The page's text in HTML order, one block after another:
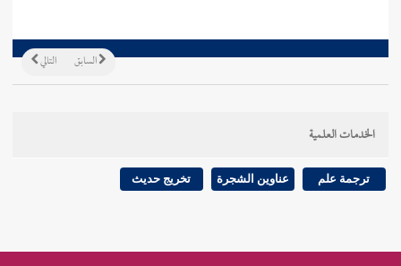
التالي السابق
الخدمات العلمية
ترجمة علم عناوين الشجرة تخريج حديث